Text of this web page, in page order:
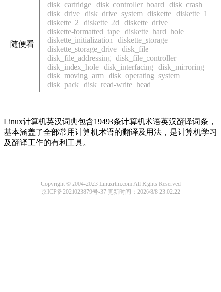
随便看
disk_cartridge disk_controller_board
disk_crash
disk_drive disk_drive_system diskette diskette_1
diskette_2
diskette_2d
diskette_drive
diskette-formatted_tape diskette_hard_hole
diskette_initialization
diskette_storage
diskette_storage_drive disk_file
disk_file_addressing
disk_file_controller
disk_index_hole disk_interfacing
disk_mirroring
disk_moving_arm
disk_operating_system
disk_pack
disk_read-write_head
Linux计算机英汉词典包含19493条计算机术语英汉翻译词条，
基本涵盖了全部常用计算机术语的翻译及用法，是计算机学习
及翻译工作的有利工具。
Copyright © 2004-2023 Linuxrtm.com All Rights Reserved
京ICP备2021023879号-37更新时间：2026/8/8 23:02:22